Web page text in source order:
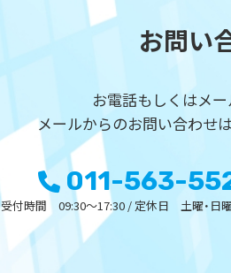
お問い
お電話もしくはメ
メールからのお問い合わせ
011-563-
受付時間 09:30～17:30 / 定休日 土曜・日曜